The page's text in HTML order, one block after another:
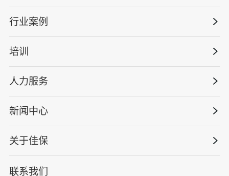
联系我们
安全战略咨询
管理体系建设
安全技能提升
工程安全服务
巡查监督审计
HSE专家服务
量化安全云
智慧化系统
智能终端
行业案例
政府安全监管
工程建设/地产物业
能源电力
仓储物流
水利水务
核电工程与运营
培训
版权安全课程
行业定制课程
资质与专业技能版权课
国际证书课程
人力服务
高薪岗位
HSE 专家服务
人力资源服务
新闻中心
公司新闻
蛇口安全论坛
关于佳保
公司简介